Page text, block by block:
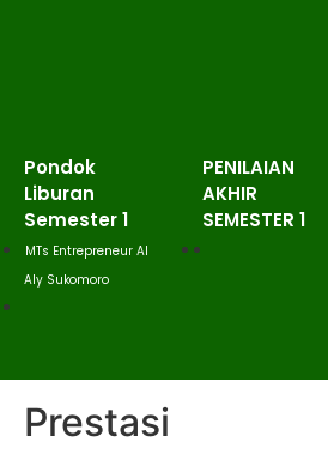
Pondok
Liburan
Semester 1
MTs Entrepreneur Al
Aly Sukomoro
PENILAIAN
AKHIR
SEMESTER 1
Prestasi